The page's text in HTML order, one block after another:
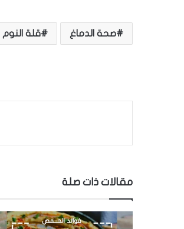
صحة الدماغ قلة النوم
مقالات ذات صلة